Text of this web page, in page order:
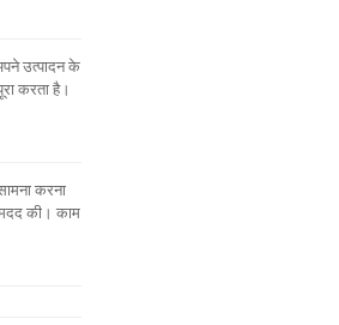
उत्पादन के
करता है।
करना
की। काम